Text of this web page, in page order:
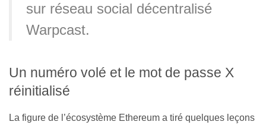
sur réseau social décentralisé
Warpcast.
Un numéro volé et le mot de passe X
réinitialisé
La figure de l’écosystème Ethereum a tiré quelques leçons